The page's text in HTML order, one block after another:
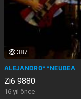
387
ALEJANDRO**NEUBEA
Zi6 9880
16 yıl önce